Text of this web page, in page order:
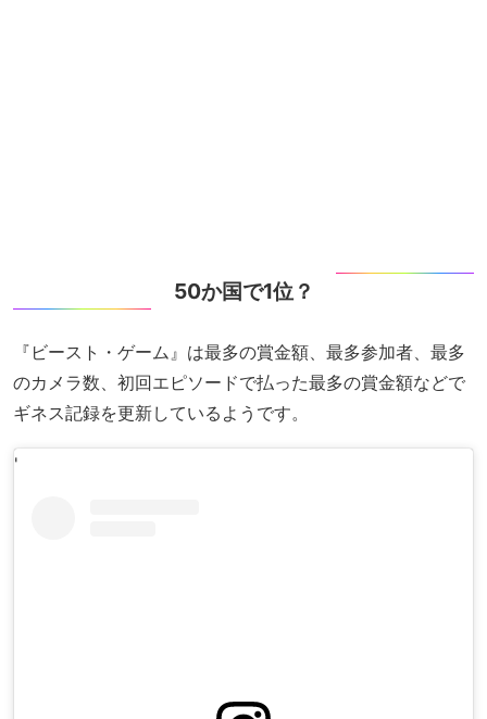
50か国で1位？
『ビースト・ゲーム』は最多の賞金額、最多参加者、最多
のカメラ数、初回エピソードで払った最多の賞金額などで
ギネス記録を更新しているようです。
'